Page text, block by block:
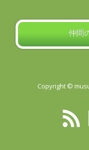
仲間
Copyright ©